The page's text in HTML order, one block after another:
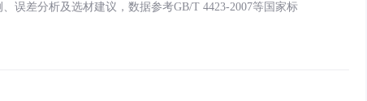
误差分析及选材建议，数据参考GB/T 4423-2007等国家标